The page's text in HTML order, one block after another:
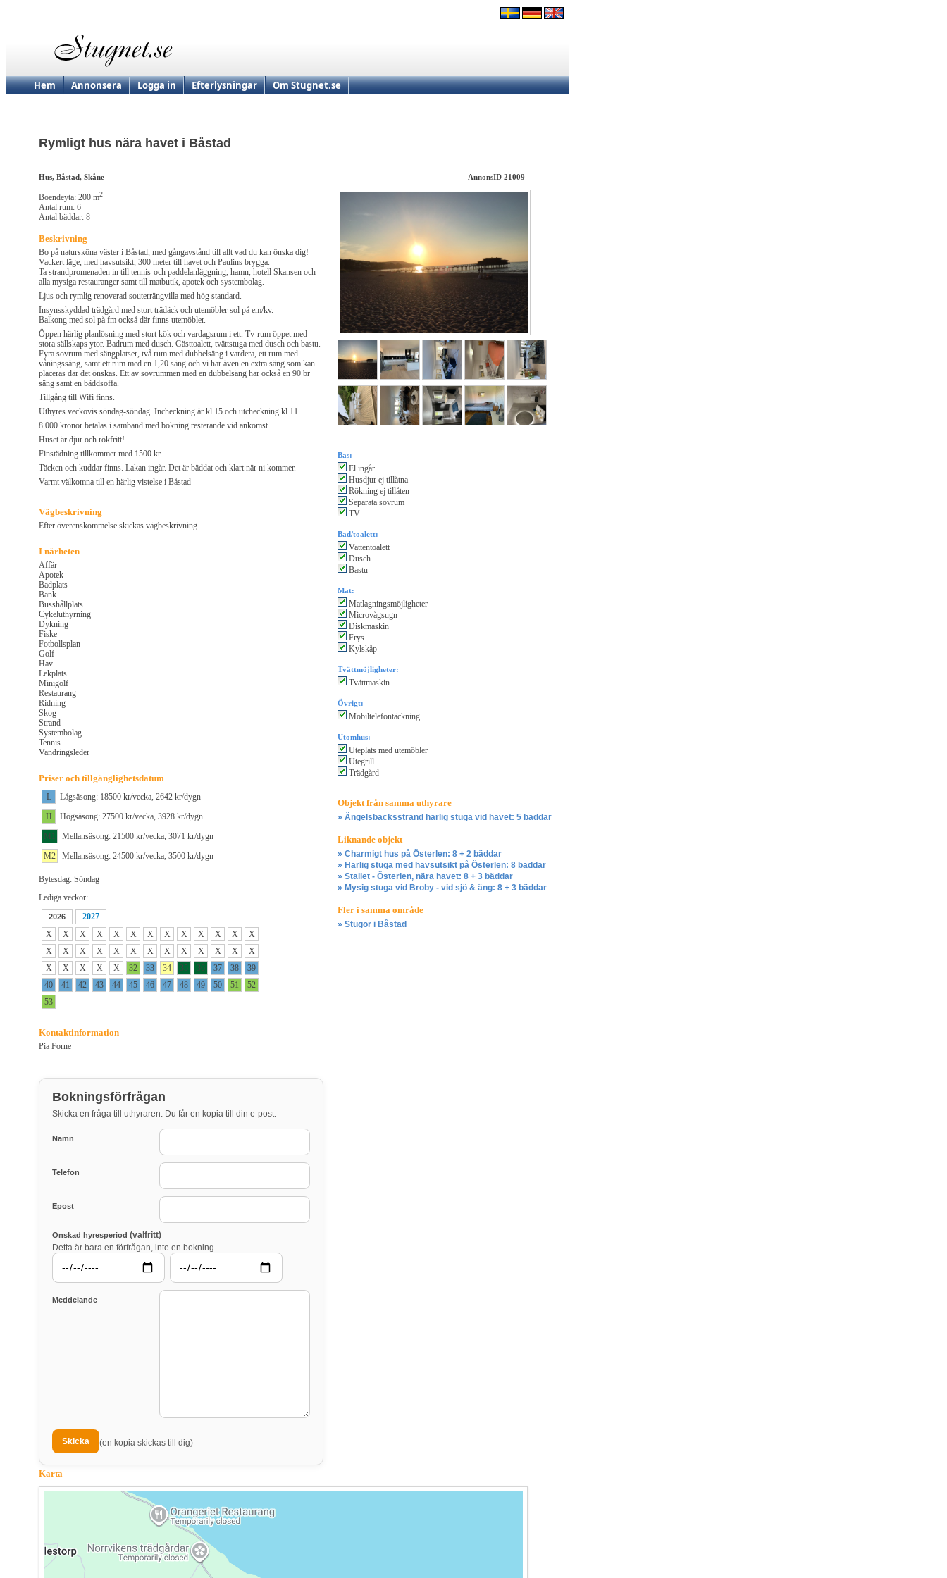
Hem Annonsera Logga in Efterlysningar Om Stugnet.se
Rymligt hus nära havet i Båstad
Hus, Båstad, Skåne AnnonsID 21009
Boendeyta: 200 m2
Antal rum: 6
Antal bäddar: 8
Beskrivning
Bo på natursköna väster i Båstad, med gångavstånd till allt vad du kan önska dig!
Vackert läge, med havsutsikt, 300 meter till havet och Paulins brygga.
Ta strandpromenaden in till tennis-och paddelanläggning, hamn, hotell Skansen och
alla mysiga restauranger samt till matbutik, apotek och systembolag.
Ljus och rymlig renoverad souterrängvilla med hög standard.
Insynsskyddad trädgård med stort trädäck och utemöbler sol på em/kv.
Balkong med sol på fm också där finns utemöbler.
Öppen härlig planlösning med stort kök och vardagsrum i ett. Tv-rum öppet med
stora sällskaps ytor. Badrum med dusch. Gästtoalett, tvättstuga med dusch och bastu.
Fyra sovrum med sängplatser, två rum med dubbelsäng i vardera, ett rum med
våningssäng, samt ett rum med en 1,20 säng och vi har även en extra säng som kan
placeras där det önskas. Ett av sovrummen med en dubbelsäng har också en 90 br
säng samt en bäddsoffa.
Tillgång till Wifi finns.
Uthyres veckovis söndag-söndag. Incheckning är kl 15 och utcheckning kl 11.
8 000 kronor betalas i samband med bokning resterande vid ankomst.
Huset är djur och rökfritt!
Finstädning tillkommer med 1500 kr.
Täcken och kuddar finns. Lakan ingår. Det är bäddat och klart när ni kommer.
Varmt välkomna till en härlig vistelse i Båstad
Vägbeskrivning
Efter överenskommelse skickas vägbeskrivning.
I närheten
Affär
Apotek
Badplats
Bank
Busshållplats
Cykeluthyrning
Dykning
Fiske
Fotbollsplan
Golf
Hav
Lekplats
Minigolf
Restaurang
Ridning
Skog
Strand
Systembolag
Tennis
Vandringsleder
Priser och tillgänglighetsdatum
L
Lågsäsong: 18500 kr/vecka, 2642 kr/dygn
H
Högsäsong: 27500 kr/vecka, 3928 kr/dygn
M1
Mellansäsong: 21500 kr/vecka, 3071 kr/dygn
M2
Mellansäsong: 24500 kr/vecka, 3500 kr/dygn
Bytesdag: Söndag
Lediga veckor:
2026
2027
X
X X X X X X X X X X X
X
X
X X X X X X X X X X X
X
X
X X X X 32 33 34 35 36 37 38
39
40
41 42 43 44 45 46 47 48 49 50 51
52
53
Kontaktinformation
Pia Forne
Bokningsförfrågan
Skicka en fråga till uthyraren. Du får en kopia till din e-post.
Namn
Telefon
Epost
Önskad hyresperiod (valfritt)
Detta är bara en förfrågan, inte en bokning.
–
Meddelande
(en kopia skickas till dig)
Bas:
El ingår
Husdjur ej tillåtna
Rökning ej tillåten
Separata sovrum
TV
Bad/toalett:
Vattentoalett
Dusch
Bastu
Mat:
Matlagningsmöjligheter
Microvågsugn
Diskmaskin
Frys
Kylskåp
Tvättmöjligheter:
Tvättmaskin
Övrigt:
Mobiltelefontäckning
Utomhus:
Uteplats med utemöbler
Utegrill
Trädgård
Objekt från samma uthyrare
» Ängelsbäcksstrand härlig stuga vid havet: 5 bäddar
Liknande objekt
» Charmigt hus på Österlen: 8 + 2 bäddar
» Härlig stuga med havsutsikt på Österlen: 8 bäddar
» Stallet - Österlen, nära havet: 8 + 3 bäddar
» Mysig stuga vid Broby - vid sjö & äng: 8 + 3 bäddar
Fler i samma område
» Stugor i Båstad
Karta